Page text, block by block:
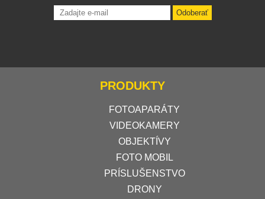
Odoberať
PRODUKTY
FOTOAPARÁTY
VIDEOKAMERY
OBJEKTÍVY
FOTO MOBIL
PRÍSLUŠENSTVO
DRONY